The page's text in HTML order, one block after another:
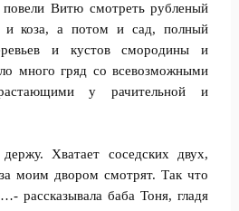
Витю смотреть рубленый
и коза, а потом и сад, полный
и кустов смородины и
много гряд со всевозможными
у рачительной и
Хватает соседских двух,
моим двором смотрят. Так что
рассказывала баба Тоня, гладя